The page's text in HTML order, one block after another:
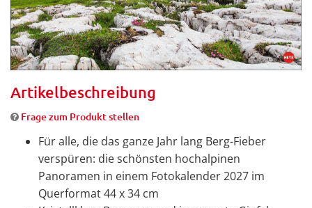
Artikelbeschreibung
Frage zum Produkt stellen
Für alle, die das ganze Jahr lang Berg-Fieber
verspüren: die schönsten hochalpinen
Panoramen in einem Fotokalender 2027 im
Querformat 44 x 34 cm